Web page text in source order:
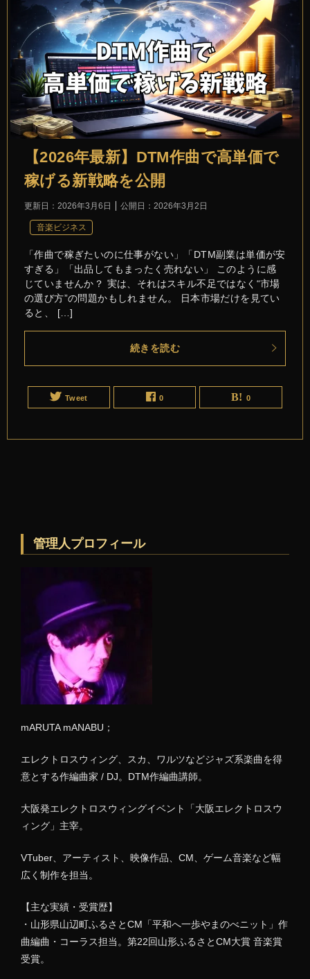
【2026年最新】DTM作曲で高単価で
稼げる新戦略を公開
更新日： 2026年3月6日 公開日： 2026年3月2日
音楽ビジネス
「作曲で稼ぎたいのに仕事がない」「DTM副業は単価が安
すぎる」「出品してもまったく売れない」 このように感
じていませんか？ 実は、それはスキル不足ではなく“市場
の選び方”の問題かもしれません。 日本市場だけを見てい
ると、 […]
続きを読む
Tweet 0 0
管理人プロフィール
mARUTA mANABU；
エレクトロスウィング、スカ、ワルツなどジャズ系楽曲を得
意とする作編曲家 / DJ。DTM作編曲講師。
大阪発エレクトロスウィングイベント「大阪エレクトロスウ
ィング」主宰。
VTuber、アーティスト、映像作品、CM、ゲーム音楽など幅
広く制作を担当。
【主な実績・受賞歴】
・山形県山辺町ふるさとCM「平和へ一歩やまのべニット」作
曲編曲・コーラス担当。第22回山形ふるさとCM大賞 音楽賞
受賞。